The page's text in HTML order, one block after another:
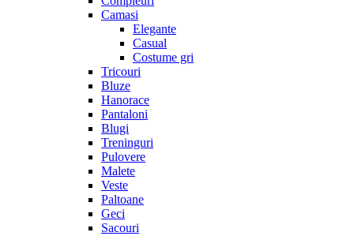
Camasi
Elegante
Casual
Costume gri
Tricouri
Bluze
Hanorace
Pantaloni
Blugi
Treninguri
Pulovere
Malete
Veste
Paltoane
Geci
Sacouri